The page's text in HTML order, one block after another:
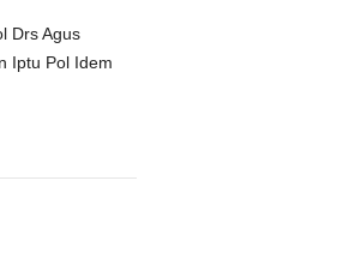
Drs Agus
Iptu Pol Idem